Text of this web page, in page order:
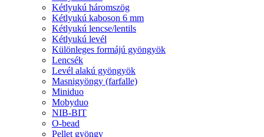
Kétlyukú háromszög
Kétlyukú kaboson 6 mm
Kétlyukú lencse/lentils
Kétlyukú levél
Különleges formájú gyöngyök
Lencsék
Levél alakú gyöngyök
Masnigyöngy (farfalle)
Miniduo
Mobyduo
NIB-BIT
O-bead
Pellet gyöngy